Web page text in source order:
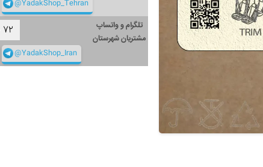
@YadakShop_Tehran
تلگرام و واتساپ
مشتریان شهرستان
۷۲
@YadakShop_Iran